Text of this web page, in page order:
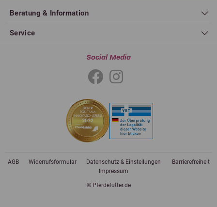
Beratung & Information
Service
Social Media
© Pferdefutter.de
AGB Widerrufsformular Datenschutz & Einstellungen
Barrierefreiheit
Impressum